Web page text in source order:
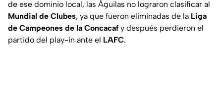
de ese dominio local, las Águilas no lograron clasificar al
Mundial de Clubes, ya que fueron eliminadas de la Liga
de Campeones de la Concacaf y después perdieron el
partido del play-in ante el LAFC.